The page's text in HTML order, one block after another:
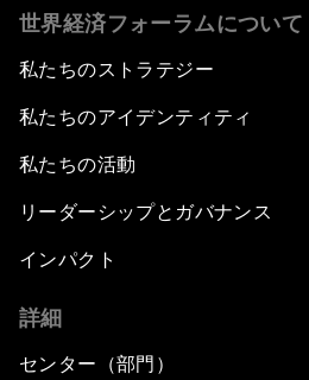
世界経済フォーラムについて
私たちのストラテジー
私たちのアイデンティティ
私たちの活動
リーダーシップとガバナンス
インパクト
詳細
センター（部門）